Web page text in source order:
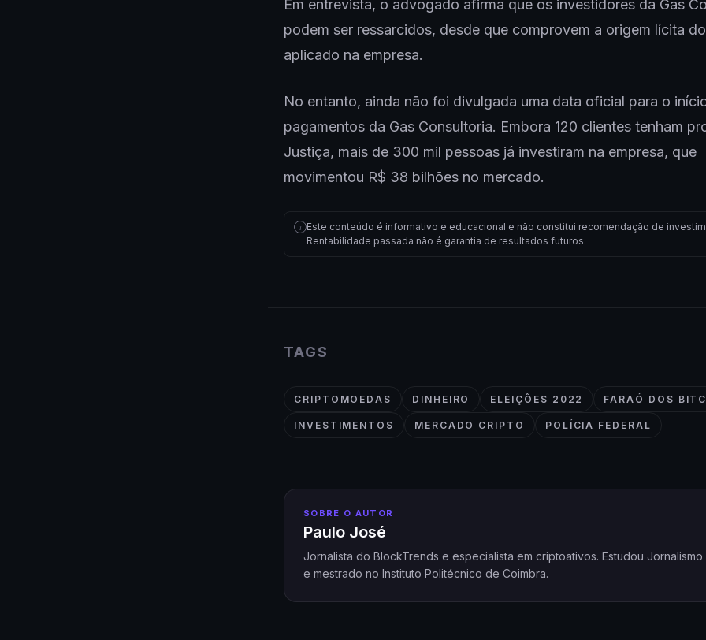
Em entrevista, o advogado afirma que os investidores da Gas
podem ser ressarcidos, desde que comprovem a origem lícita
aplicado na empresa.
No entanto, ainda não foi divulgada uma data oficial para o
pagamentos da Gas Consultoria. Embora 120 clientes tenham
Justiça, mais de 300 mil pessoas já investiram na empresa, que
movimentou R$ 38 bilhões no mercado.
i Este conteúdo é informativo e educacional e não constitui recomendação de
Rentabilidade passada não é garantia de resultados futuros.
TAGS
CRIPTOMOEDAS DINHEIRO ELEIÇÕES 2022 FARAÓ DOS
INVESTIMENTOS MERCADO CRIPTO POLÍCIA FEDERAL
SOBRE O AUTOR
Paulo José
Jornalista do BlockTrends e especialista em criptoativos. Estudou Jornalismo
e mestrado no Instituto Politécnico de Coimbra.